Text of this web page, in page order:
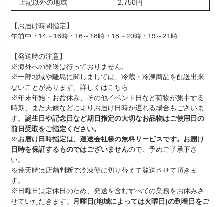
上記以外の地域
2,750円
【お届け時間指定】
午前中・14～16時・16～18時・18～20時・19～21時
【発送時の注意】
※海外への発送は行っておりません。
※一部地域や離島に関しましては、冷蔵・冷凍商品を配送出来
ないことがあります。詳しくはこちら
※年末年始・お盆休み、その他イベント日など荷物が集中する
時期、また天候などによりお届け日時が遅れる場合もございま
す。誕生日や記念日など期日指定の大切なお品物はご使用日の
前日受取をご指定ください。
※お届け日時指定は、運送会社様の無料サービスです。お届け
日時を保証するものではございませんので、予めご了承下さ
い。
※荒天時は店舗判断で冷凍便に切り替えて発送させて頂きま
す。
※日曜日は定休日のため、発送を含むすべての業務をお休みさ
せていただきます。
月曜日(地域によっては火曜日)の到着日をご